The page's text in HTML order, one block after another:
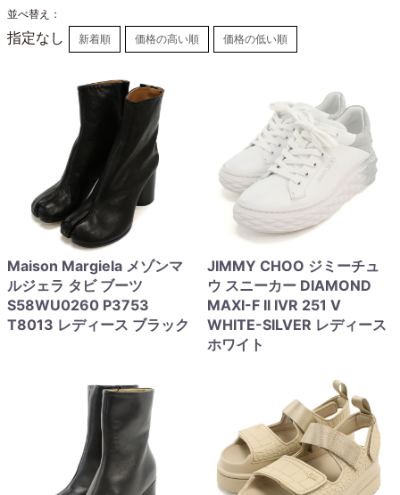
並べ替え：
指定なし 新着順 価格の高い順 価格の低い順
Maison Margiela メゾンマ
ルジェラ タビ ブーツ
S58WU0260 P3753
T8013 レディース ブラック
JIMMY CHOO ジミーチュ
ウ スニーカー DIAMOND
MAXI-F II IVR 251 V
WHITE-SILVER レディース
ホワイト